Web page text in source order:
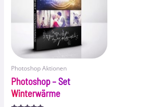
Photoshop Aktionen
Photoshop – Set
Winterwärme